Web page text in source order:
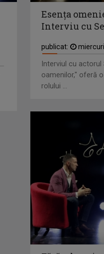
Esența
Interviu cu
publicat:
Interviul cu
oamenilor," oferă
rolului ...